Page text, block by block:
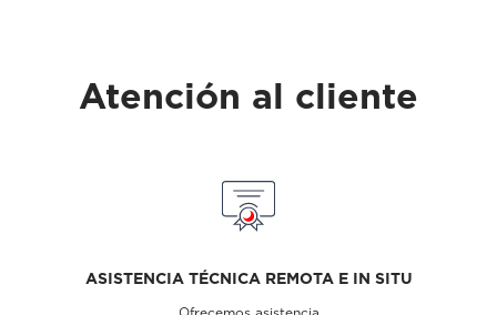
Atención al cliente
ASISTENCIA TÉCNICA REMOTA E IN SITU